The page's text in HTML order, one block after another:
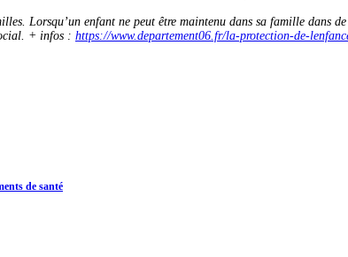
Lorsqu’un enfant ne peut être maintenu dans sa famille dans
+ infos : https://www.departement06.fr/la-protection-de-
de santé